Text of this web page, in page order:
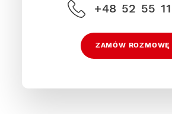
+48 52 55
ZAMÓW ROZMOWĘ